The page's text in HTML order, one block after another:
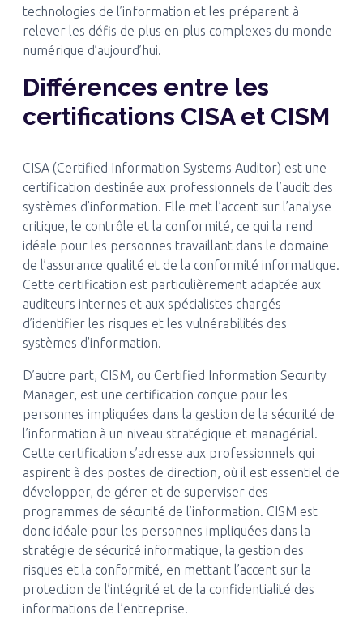
technologies de l’information et les préparent à
relever les défis de plus en plus complexes du monde
numérique d’aujourd’hui.
Différences entre les
certifications CISA et CISM
CISA (Certified Information Systems Auditor) est une
certification destinée aux professionnels de l’audit des
systèmes d’information. Elle met l’accent sur l’analyse
critique, le contrôle et la conformité, ce qui la rend
idéale pour les personnes travaillant dans le domaine
de l’assurance qualité et de la conformité informatique.
Cette certification est particulièrement adaptée aux
auditeurs internes et aux spécialistes chargés
d’identifier les risques et les vulnérabilités des
systèmes d’information.
D’autre part, CISM, ou Certified Information Security
Manager, est une certification conçue pour les
personnes impliquées dans la gestion de la sécurité de
l’information à un niveau stratégique et managérial.
Cette certification s’adresse aux professionnels qui
aspirent à des postes de direction, où il est essentiel de
développer, de gérer et de superviser des
programmes de sécurité de l’information. CISM est
donc idéale pour les personnes impliquées dans la
stratégie de sécurité informatique, la gestion des
risques et la conformité, en mettant l’accent sur la
protection de l’intégrité et de la confidentialité des
informations de l’entreprise.